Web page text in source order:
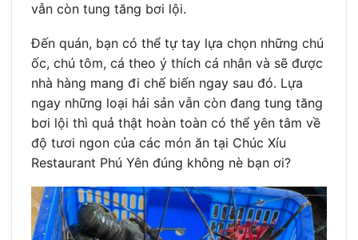
vẫn còn tung tăng bơi lội.
Đến quán, bạn có thể tự tay lựa chọn những chú
ốc, chú tôm, cá theo ý thích cá nhân và sẽ được
nhà hàng mang đi chế biến ngay sau đó. Lựa
ngay những loại hải sản vẫn còn đang tung tăng
bơi lội thì quả thật hoàn toàn có thể yên tâm về
độ tươi ngon của các món ăn tại Chúc Xíu
Restaurant Phú Yên đúng không nè bạn ơi?